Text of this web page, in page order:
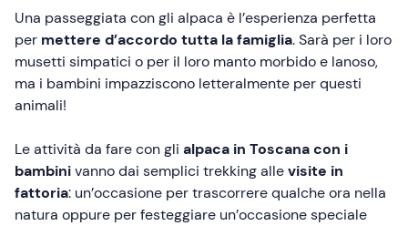
Una passeggiata con gli alpaca è l’esperienza perfetta
per mettere d’accordo tutta la famiglia. Sarà per i loro
musetti simpatici o per il loro manto morbido e lanoso,
ma i bambini impazziscono letteralmente per questi
animali!
Le attività da fare con gli alpaca in Toscana con i
bambinivanno dai semplici trekking allevisite in
fattoria: un’occasione per trascorrere qualche ora nella
natura oppure per festeggiare un’occasione speciale